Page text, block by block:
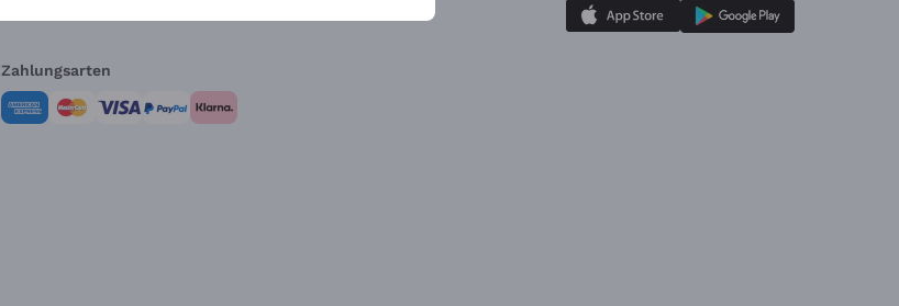
Zahlungsarten